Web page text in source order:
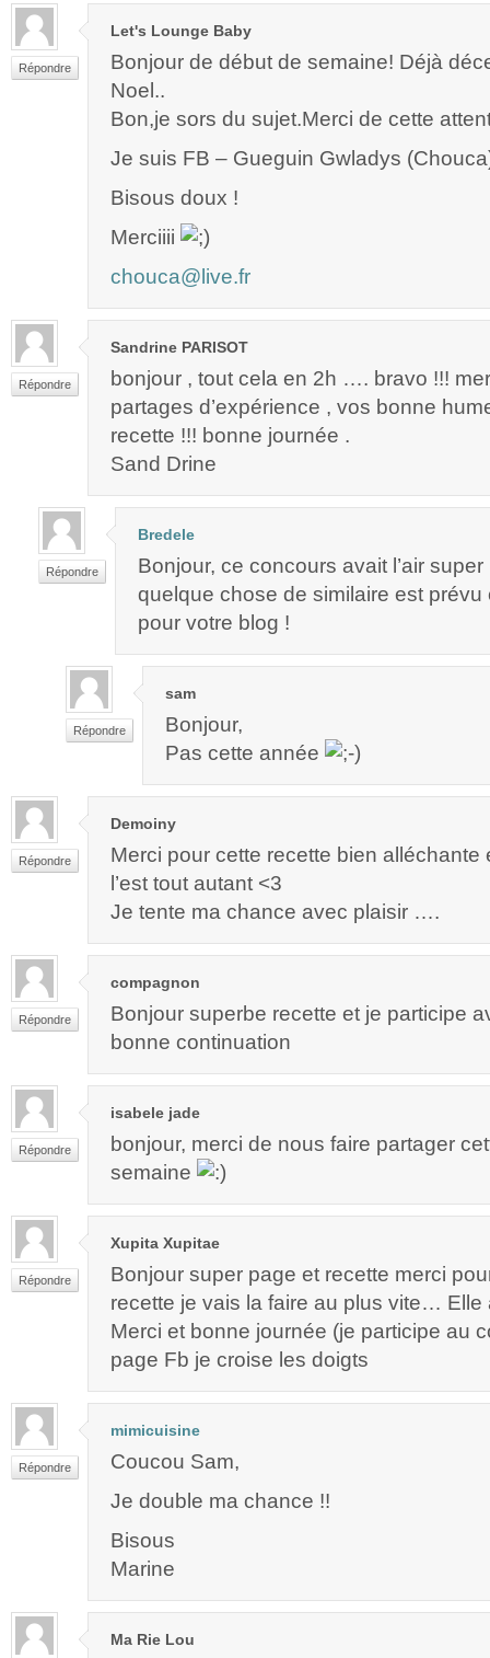
Répondre
Let's Lounge Baby
Bonjour de début de semaine! Déjà
Noel..
Bon,je sors du sujet.Merci de cette
Je suis FB – Gueguin Gwladys
Bisous doux !
Merciiii
chouca@live.fr
Répondre
Sandrine PARISOT
bonjour , tout cela en 2h …. bravo !!!
partages d’expérience , vos bonne
recette !!! bonne journée .
Sand Drine
Répondre
Bredele
Bonjour, ce concours avait l’air
quelque chose de similaire est
pour votre blog !
Répondre
sam
Bonjour,
Pas cette année
Répondre
Demoiny
Merci pour cette recette bien alléchante
l’est tout autant <3
Je tente ma chance avec plaisir ….
Répondre
compagnon
Bonjour superbe recette et je participe
bonne continuation
Répondre
isabele jade
bonjour, merci de nous faire partager
semaine
Répondre
Xupita Xupitae
Bonjour super page et recette merci
recette je vais la faire au plus vite… Elle
Merci et bonne journée (je participe au
page Fb je croise les doigts
Répondre
mimicuisine
Coucou Sam,
Je double ma chance !!
Bisous
Marine
Ma Rie Lou